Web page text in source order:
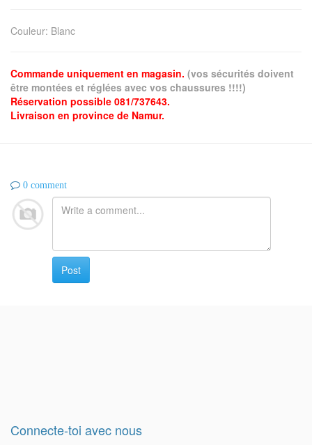
Couleur: Blanc
Commande uniquement en magasin. (vos sécurités doivent
être montées et réglées avec vos chaussures !!!!)
Réservation possible 081/737643.
Livraison en province de Namur.
0 comment
Post
Connecte-toi avec nous